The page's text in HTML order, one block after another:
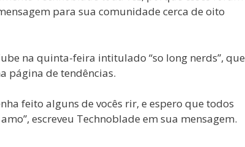
para sua comunidade cerca de oito
na quinta-feira intitulado “so long nerds”, que
página de tendências.
feito alguns de vocês rir, e espero que todos
escreveu Technoblade em sua mensagem.